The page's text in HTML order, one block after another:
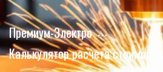
Премиум-Электро
Калькулятор расчета